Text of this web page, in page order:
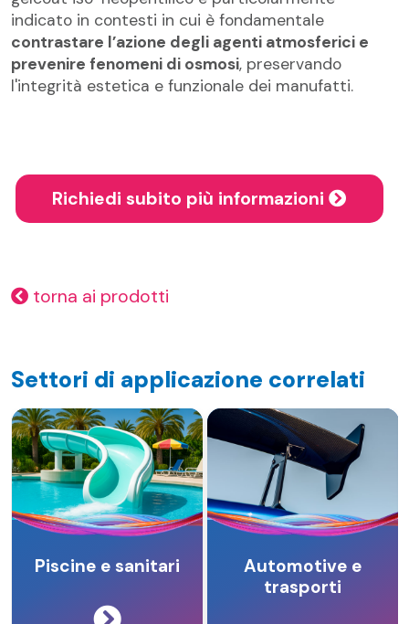
indicato in contesti in cui è fondamentale
contrastare l’azione degli agenti atmosferici e
prevenire fenomeni di osmosi, preservando
l'integrità estetica e funzionale dei manufatti.
Richiedi subito più informazioni
torna ai prodotti
Settori di applicazione correlati
Piscine e sanitari
Automotive e
trasporti